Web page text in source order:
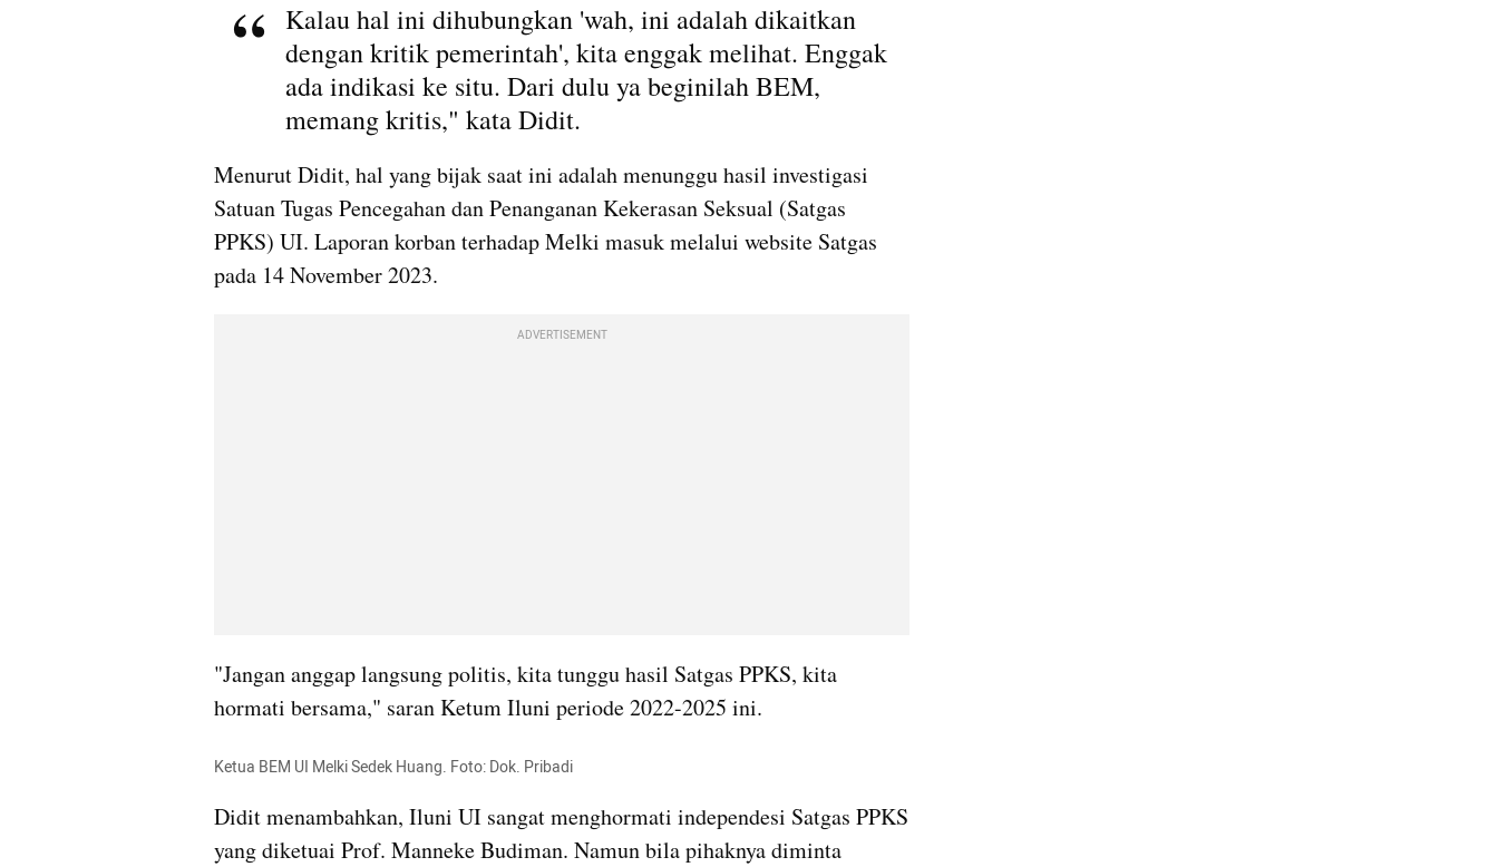
Kalau hal ini dihubungkan 'wah, ini adalah dikaitkan
dengan kritik pemerintah', kita enggak melihat. Enggak
ada indikasi ke situ. Dari dulu ya beginilah BEM,
memang kritis," kata Didit.
Menurut Didit, hal yang bijak saat ini adalah menunggu hasil investigasi
Satuan Tugas Pencegahan dan Penanganan Kekerasan Seksual (Satgas
PPKS) UI. Laporan korban terhadap Melki masuk melalui website Satgas
pada 14 November 2023.
ADVERTISEMENT
"Jangan anggap langsung politis, kita tunggu hasil Satgas PPKS, kita
hormati bersama," saran Ketum Iluni periode 2022-2025 ini.
Ketua BEM UI Melki Sedek Huang. Foto: Dok. Pribadi
Didit menambahkan, Iluni UI sangat menghormati independesi Satgas PPKS
yang diketuai Prof. Manneke Budiman. Namun bila pihaknya diminta